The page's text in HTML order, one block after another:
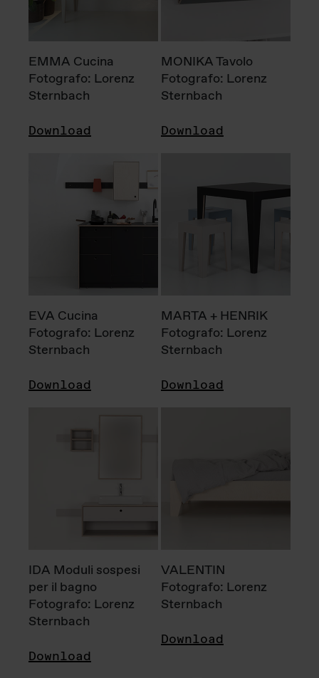
EMMA Cucina
Fotografo: Lorenz
Sternbach
Download
MONIKA Tavolo
Fotografo: Lorenz
Sternbach
Download
EVA Cucina
Fotografo: Lorenz
Sternbach
Download
MARTA + HENRIK
Fotografo: Lorenz
Sternbach
Download
IDA Moduli sospesi
per il bagno
Fotografo: Lorenz
Sternbach
Download
VALENTIN
Fotografo: Lorenz
Sternbach
Download